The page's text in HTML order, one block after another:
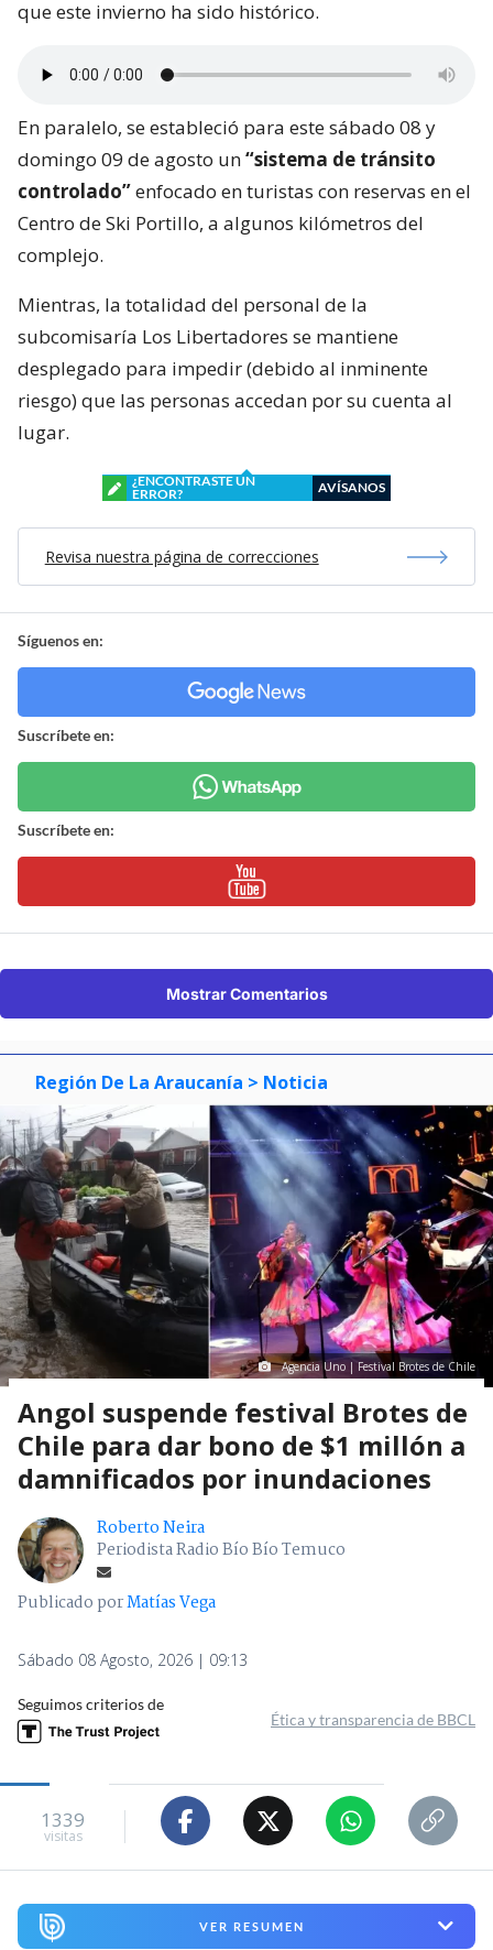
que este invierno ha sido histórico.
En paralelo, se estableció para este sábado 08 y
domingo 09 de agosto un“sistema de tránsito
controlado”enfocado en turistas con reservas en el
Centro de Ski Portillo, a algunos kilómetros del
complejo.
Mientras, la totalidad del personal de la
subcomisaría Los Libertadores se mantiene
desplegado para impedir (debido al inminente
riesgo) que las personas accedan por su cuenta al
lugar.
¿ENCONTRASTE UN
ERROR?
AVÍSANOS
Revisa nuestra página de correcciones
Síguenos en:
Suscríbete en:
Suscríbete en:
Mostrar Comentarios
Región De La Araucanía > Noticia
Agencia Uno | Festival Brotes de Chile
Angol suspende festival Brotes de
Chile para dar bono de $1 millón a
damnificados por inundaciones
Roberto Neira
Periodista Radio Bío Bío Temuco
Publicado porMatías Vega
Sábado 08 Agosto, 2026 | 09:13
Seguimos criterios de
Ética y transparencia de BBCL
1339
visitas
VER RESUMEN